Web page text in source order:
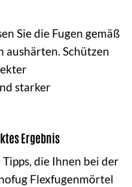
Sie die Fugen gemäß
aushärten. Schützen
starker
Ergebnis
die Ihnen bei der
Flexfugenmörtel